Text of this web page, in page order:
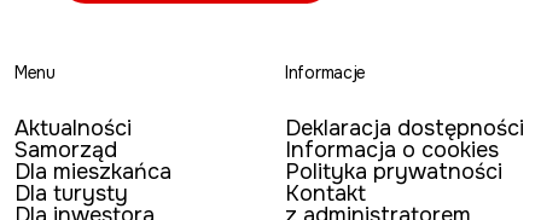
Menu
Aktualności
Samorząd
Dla mieszkańca
Dla turysty
Informacje
Deklaracja dostępności
Informacja o cookies
Polityka prywatności
Kontakt